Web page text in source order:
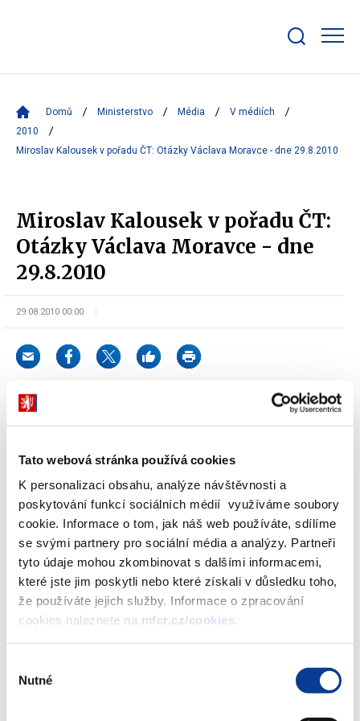
Tato webová stránka používá cookies
K personalizaci obsahu, analýze návštěvnosti a
poskytování funkcí sociálních médií využíváme soubory
cookie. Informace o tom, jak náš web používáte, sdílíme
se svými partnery pro sociální média a analýzy. Partneři
tyto údaje mohou zkombinovat s dalšími informacemi,
které jste jim poskytli nebo které získali v důsledku toho,
že používáte jejich služby. Informace o zpracování
cookies naleznete na mfcr.cz/cookies.
souhlasu
Nutné
bar
Domů Ministerstvo Média
V médiích
2010
Miroslav Kalousek v pořadu ČT: Otázky Václava Moravce - dne 29.8.2010
Miroslav Kalousek v pořadu ČT:
Otázky Václava Moravce - dne
29.8.2010
29.08.2010 00:00
Témata pořadu:
Spory o rozpočet
Zatím škrty v rozpočtu
Zdražování elektřiny
Zemědělství ve ztrátě?
Snižování platů státním zaměstnancům
Zákoník práce
Zobrazeno Doporučeno 1650 ×